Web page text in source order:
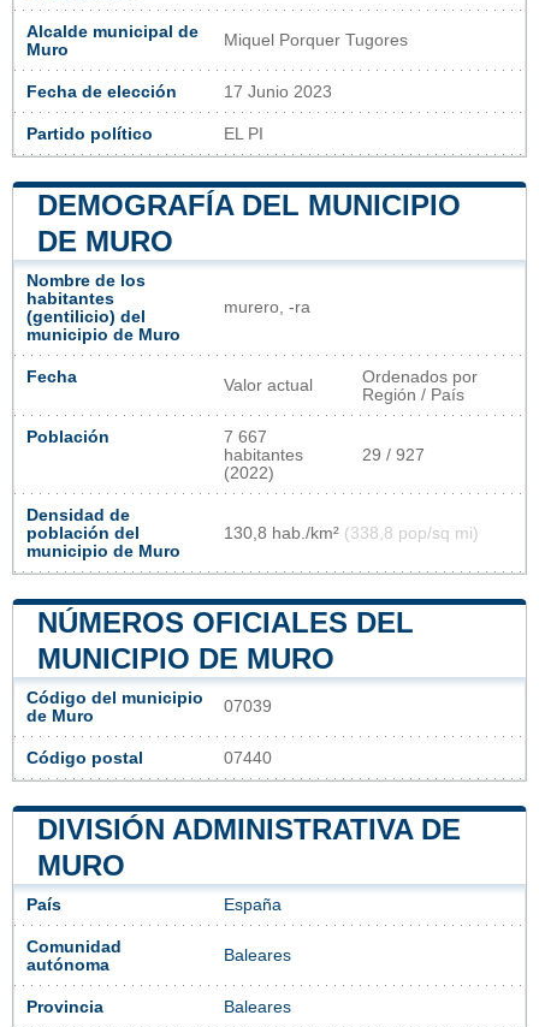
Alcalde municipal de
Muro
Miquel Porquer Tugores
Fecha de elección 17 Junio 2023
Partido político EL PI
DEMOGRAFÍA DEL MUNICIPIO
DE MURO
Nombre de los
habitantes
(gentilicio) del
municipio de Muro
murero, -ra
Fecha Valor actual
Ordenados por
Región / País
Población
7 667
habitantes
(2022)
29 / 927
Densidad de
población del
municipio de Muro
130,8 hab./km² (338,8 pop/sq mi)
NÚMEROS OFICIALES DEL
MUNICIPIO DE MURO
Código del municipio
de Muro
07039
Código postal 07440
DIVISIÓN ADMINISTRATIVA DE
MURO
País España
Comunidad
autónoma
Baleares
Provincia Baleares